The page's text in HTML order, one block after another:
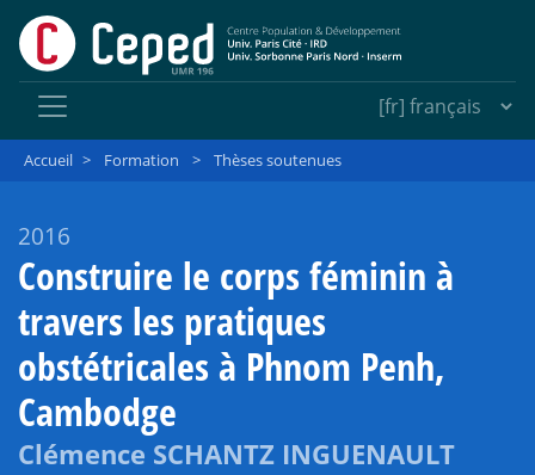
Accueil > Formation > Thèses soutenues
2016
Construire le corps féminin à
travers les pratiques
obstétricales à Phnom Penh,
Cambodge
Clémence SCHANTZ INGUENAULT